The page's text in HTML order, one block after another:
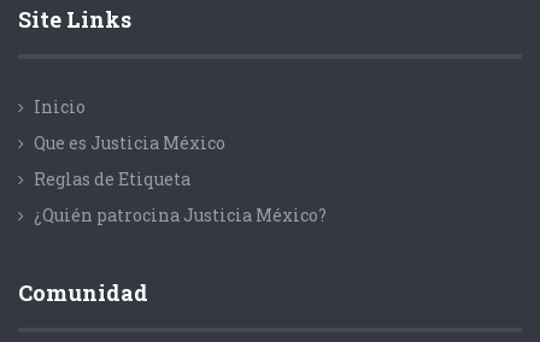
Site Links
Inicio
Que es Justicia México
Reglas de Etiqueta
¿Quién patrocina Justicia México?
Comunidad